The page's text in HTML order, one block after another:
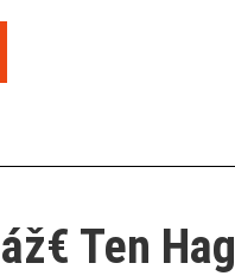
Ten Hag